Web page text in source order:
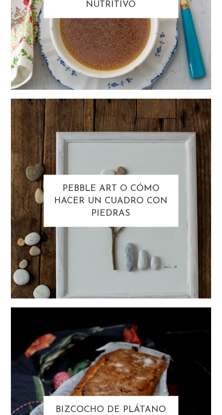
NUTRITIVO
PEBBLE ART O CÓMO
HACER UN CUADRO CON
PIEDRAS
BIZCOCHO DE PLÁTANO